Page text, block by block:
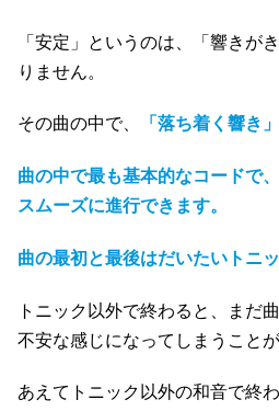
「安定」というのは、「響きが
りません。
その曲の中で、 「落ち着く響き」
曲の中で最も基本的なコードで
スムーズに進行できます。
曲の最初と最後はだいたいトニッ
トニック以外で終わると、まだ
不安な感じになってしまうことが
あえてトニック以外の和音で終